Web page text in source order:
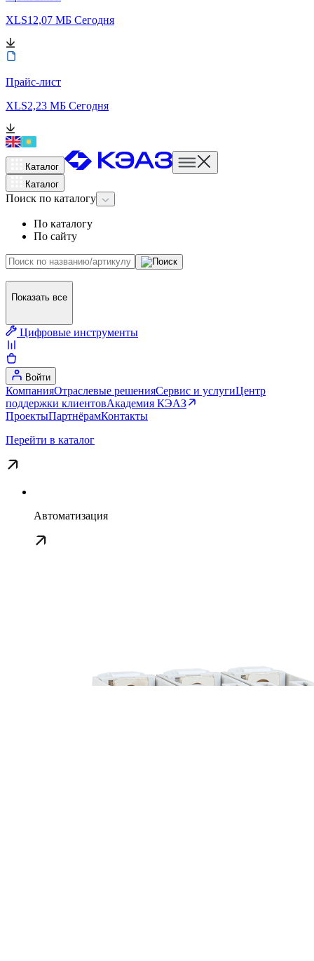
XLS12,07 МБ Сегодня
Прайс-лист
XLS2,23 МБ Сегодня
Каталог
Каталог
Поиск по каталогу
По каталогу
По сайту
Показать все
Цифровые инструменты
Войти
КомпанияОтраслевые решенияСервис и услугиЦентр
поддержки клиентовАкадемия КЭАЗ
ПроектыПартнёрамКонтакты
Перейти в каталог
Автоматизация